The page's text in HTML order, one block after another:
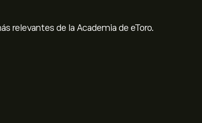
relevantes de la Academia de eToro.